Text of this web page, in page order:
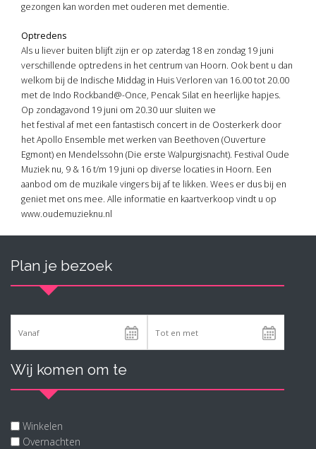
gezongen kan worden met ouderen met dementie.
Optredens
Als u liever buiten blijft zijn er op zaterdag 18 en zondag 19 juni
verschillende optredens in het centrum van Hoorn. Ook bent u dan
welkom bij de Indische Middag in Huis Verloren van 16.00 tot 20.00
met de Indo Rockband@-Once, Pencak Silat en heerlijke hapjes.
Op zondagavond 19 juni om 20.30 uur sluiten we
het festival af met een fantastisch concert in de Oosterkerk door
het Apollo Ensemble met werken van Beethoven (Ouverture
Egmont) en Mendelssohn (Die erste Walpurgisnacht). Festival Oude
Muziek nu, 9 & 16 t/m 19 juni op diverse locaties in Hoorn. Een
aanbod om de muzikale vingers bij af te likken. Wees er dus bij en
geniet met ons mee. Alle informatie en kaartverkoop vindt u op
www.oudemuzieknu.nl
Plan je bezoek
Wij komen om te
Winkelen
Overnachten